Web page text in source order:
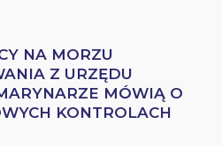
NA MORZU
Z URZĘDU
MÓWIĄ O
KONTROLACH